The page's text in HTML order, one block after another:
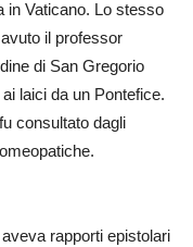
in Vaticano. Lo stesso
il professor
di San Gregorio
laici da un Pontefice.
consultato dagli
rapporti epistolari